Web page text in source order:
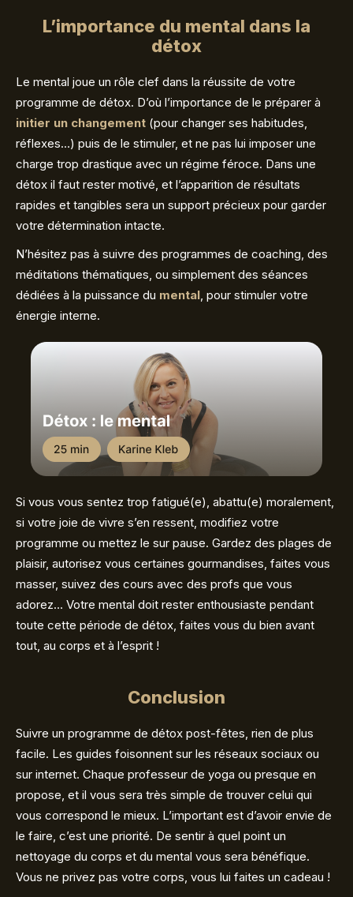
L’importance du mental dans la
détox
Le mental joue un rôle clef dans la réussite de votre
programme de détox. D’où l’importance de le préparer à
initier un changement (pour changer ses habitudes,
réflexes…) puis de le stimuler, et ne pas lui imposer une
charge trop drastique avec un régime féroce. Dans une
détox il faut rester motivé, et l’apparition de résultats
rapides et tangibles sera un support précieux pour garder
votre détermination intacte.
N’hésitez pas à suivre des programmes de coaching, des
méditations thématiques, ou simplement des séances
dédiées à la puissance du mental, pour stimuler votre
énergie interne.
Si vous vous sentez trop fatigué(e), abattu(e) moralement,
si votre joie de vivre s’en ressent, modifiez votre
programme ou mettez le sur pause. Gardez des plages de
plaisir, autorisez vous certaines gourmandises, faites vous
masser, suivez des cours avec des profs que vous
adorez… Votre mental doit rester enthousiaste pendant
toute cette période de détox, faites vous du bien avant
tout, au corps et à l’esprit !
Conclusion
Suivre un programme de détox post-fêtes, rien de plus
facile. Les guides foisonnent sur les réseaux sociaux ou
sur internet. Chaque professeur de yoga ou presque en
propose, et il vous sera très simple de trouver celui qui
vous correspond le mieux. L’important est d’avoir envie de
le faire, c’est une priorité. De sentir à quel point un
nettoyage du corps et du mental vous sera bénéfique.
Vous ne privez pas votre corps, vous lui faites un cadeau !